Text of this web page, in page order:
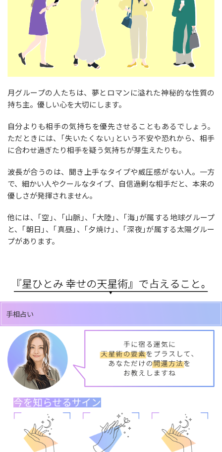
月グループの人たちは、夢とロマンに溢れた神秘的な性質の
持ち主。優しい心を大切にします。
自分よりも相手の気持ちを優先させることもあるでしょう。
ただときには、｢失いたくない｣という不安や恐れから、相手
に合わせ過ぎたり相手を疑う気持ちが芽生えたりも。
波長が合うのは、聞き上手なタイプや威圧感がない人。一方
で、細かい人やクールなタイプ、自信過剰な相手だと、本来の
優しさが発揮されません。
他には、｢空｣、｢山脈｣、｢大陸｣、｢海｣が属する地球グループ
と、｢朝日｣、｢真昼｣、｢夕焼け｣、｢深夜｣が属する太陽グルー
プがあります。
手相占い